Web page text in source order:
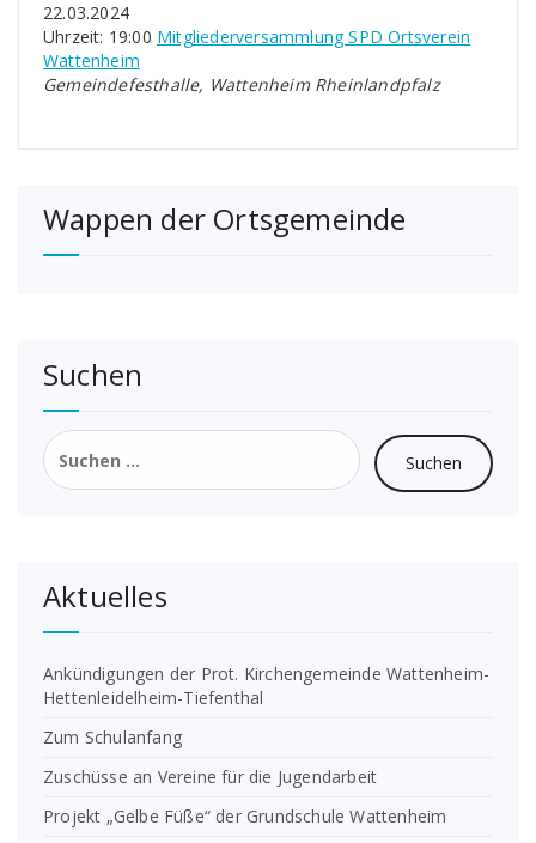
22.03.2024
Uhrzeit: 19:00 Mitgliederversammlung SPD Ortsverein
Wattenheim
Gemeindefesthalle, Wattenheim Rheinlandpfalz
Wappen der Ortsgemeinde
Suchen
Suchen
nach:
Aktuelles
Ankündigungen der Prot. Kirchengemeinde Wattenheim-
Hettenleidelheim-Tiefenthal
Zum Schulanfang
Zuschüsse an Vereine für die Jugendarbeit
Projekt „Gelbe Füße“ der Grundschule Wattenheim